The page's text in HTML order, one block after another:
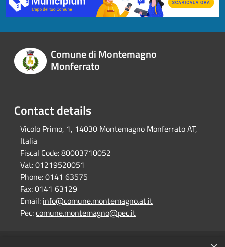
Comune di Montemagno
Monferrato
Contact details
Vicolo Primo, 1, 14030 Montemagno Monferrato AT,
Italia
Fiscal Code:80003710052
Vat:01219520051
Phone:0141 63575
Fax:0141 63129
Email: info@comune.montemagno.at.it
Pec:comune.montemagno@pec.it